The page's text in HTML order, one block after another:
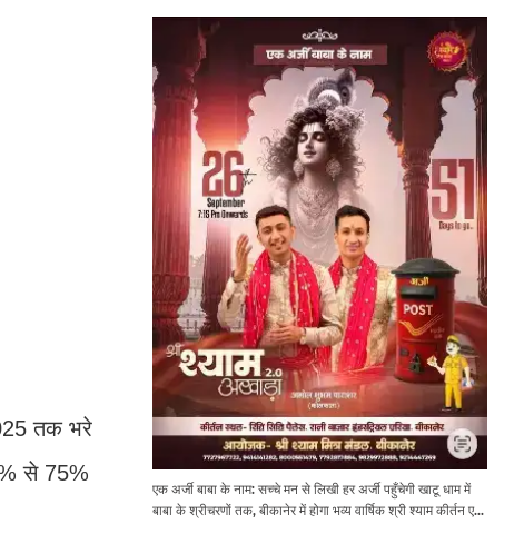
तक भरे
से 75%
एक अर्जी बाबा के नाम: सच्चे मन से लिखी हर अर्जी पहुँचेगी खाटू धाम में
बाबा के श्रीचरणों तक, बीकानेर में होगा भव्य वार्षिक श्री श्याम कीर्तन एवं